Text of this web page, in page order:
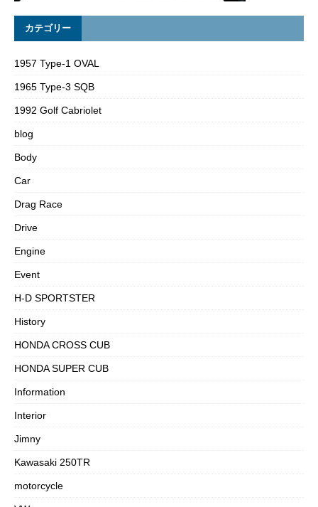
カテゴリー
1957 Type-1 OVAL
1965 Type-3 SQB
1992 Golf Cabriolet
blog
Body
Car
Drag Race
Drive
Engine
Event
H-D SPORTSTER
History
HONDA CROSS CUB
HONDA SUPER CUB
Information
Interior
Jimny
Kawasaki 250TR
motorcycle